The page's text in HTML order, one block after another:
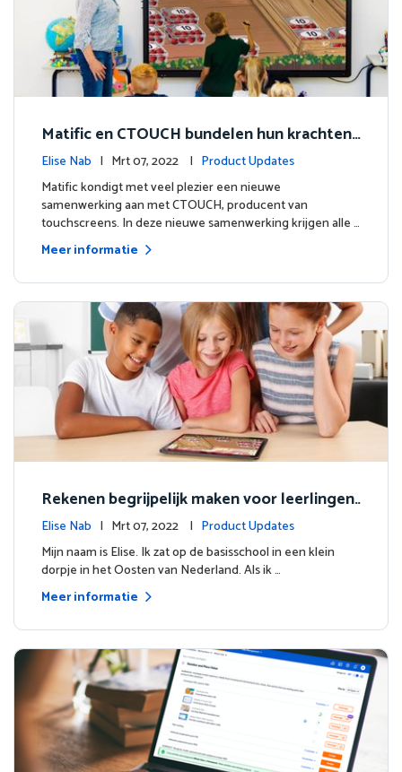
Matific en CTOUCH bundelen hun krachten
om digitaal onderwijs van topkwaliteit te bi
eden
Elise Nab | Mrt 07, 2022 | Product Updates
Matific kondigt met veel plezier een nieuwe
samenwerking aan met CTOUCH, producent van
touchscreens. In deze nieuwe samenwerking krijgen alle …
Meer informatie
Rekenen begrijpelijk maken voor leerlingen
wereldwijd
Elise Nab | Mrt 07, 2022 | Product Updates
Mijn naam is Elise. Ik zat op de basisschool in een klein
dorpje in het Oosten van Nederland. Als ik …
Meer informatie